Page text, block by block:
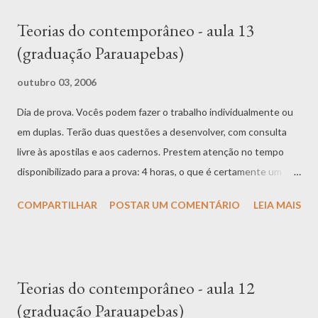
Teorias do contemporâneo - aula 13
(graduação Parauapebas)
outubro 03, 2006
Dia de prova. Vocês podem fazer o trabalho individualmente ou
em duplas. Terão duas questões a desenvolver, com consulta
livre às apostilas e aos cadernos. Prestem atenção no tempo
disponibilizado para a prova: 4 horas, o que é certamente um
COMPARTILHAR
POSTAR UM COMENTÁRIO LEIA MAIS
Teorias do contemporâneo - aula 12
(graduação Parauapebas)